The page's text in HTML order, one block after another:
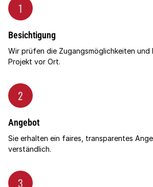
1
Besichtigung
Wir prüfen die Zugangsmöglichkeiten und
Projekt vor Ort.
2
Angebot
Sie erhalten ein faires, transparentes
verständlich.
3